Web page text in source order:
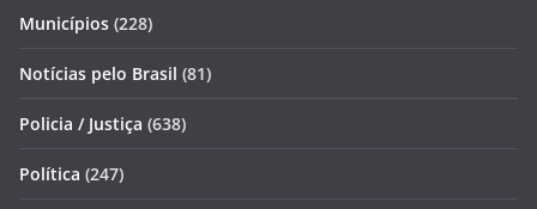
Municípios (228)
Notícias pelo Brasil (81)
Policia / Justiça (638)
Política (247)